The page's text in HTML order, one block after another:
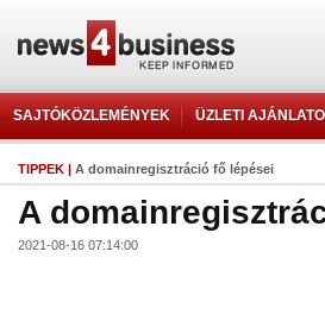
SAJTÓKÖZLEMÉNYEK ÜZLETI
TIPPEK | A domainregisztráció fő lépései
A
2021-08-16 07:14:00